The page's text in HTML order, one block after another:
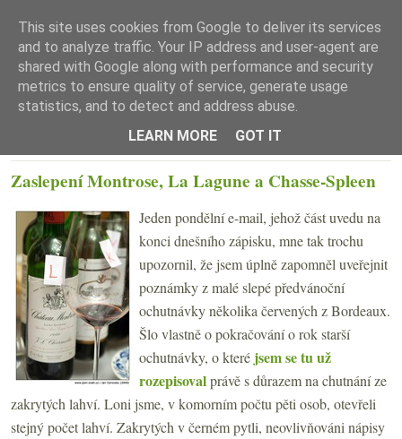
☰ Menu
Zaslepení Montrose, La Lagune a Chasse-Spleen
Jeden pondělní e-mail, jehož část uvedu na
konci dnešního zápisku, mne tak trochu
upozornil, že jsem úplně zapomněl uveřejnit
poznámky z malé slepé předvánoční
ochutnávky několika červených z Bordeaux.
Šlo vlastně o pokračování o rok starší
ochutnávky, o které jsem se tu už
rozepisovalprávě s důrazem na chutnání ze
zakrytých lahví. Loni jsme, v komorním počtu pěti osob, otevřeli
stejný počet lahví. Zakrytých v černém pytli, neovlivňováni nápisy
This site uses cookies from Google to deliver its services
and to analyze traffic. Your IP address and user-agent are
shared with Google along with performance and security
metrics to ensure quality of service, generate usage
statistics, and to detect and address abuse.
LEARN MORE
GOT IT